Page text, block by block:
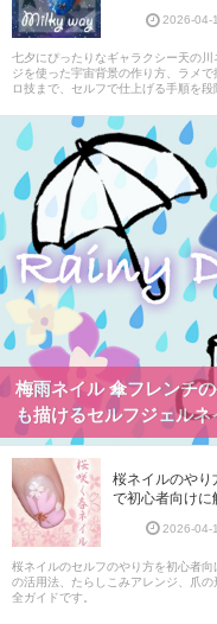
2026-04-
七夕にぴったりなギャラクシー天の
ジを使った宇宙背景の作り方、ラメ
ロ技まで、セルフで仕上げる手順を段
梅雨ネイル 傘フレンチ
も描けるセルフジェルネ
桜ネイルのやり
で初心者向けに
2026-04-
桜ネイルのセルフのやり方を初心者
の活用法、たらしこみアレンジ、爪
全ガイドです。